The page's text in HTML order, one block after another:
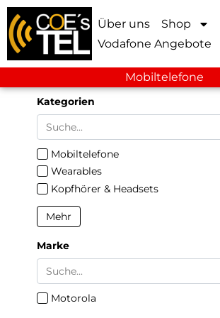
Über uns Shop
Vodafone Angebote
Mobiltelefone
Kategorien
Mobiltelefone
Wearables
Kopfhörer & Headsets
Mehr
Marke
Motorola